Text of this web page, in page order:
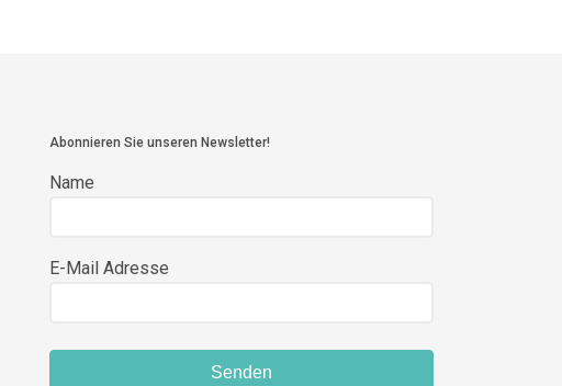
Abonnieren Sie unseren Newsletter!
Name
E-Mail Adresse
Senden